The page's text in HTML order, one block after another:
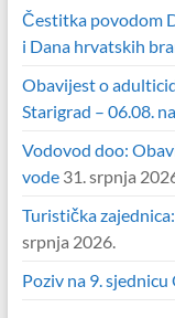
Čestitka povodom
i Dana hrvatskih
Obavijest o
Starigrad – 06.08.
Vodovod doo:
vode 31. srpnja
Turistička
srpnja 2026.
Poziv na 9.